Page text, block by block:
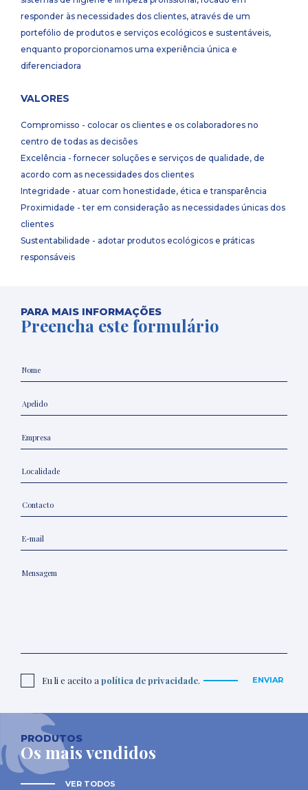
responder às necessidades dos clientes, através de um
portefólio de produtos e serviços ecológicos e sustentáveis,
enquanto proporcionamos uma experiência única e
diferenciadora
VALORES
Compromisso - colocar os clientes e os colaboradores no
centro de todas as decisões
Excelência - fornecer soluções e serviços de qualidade, de
acordo com as necessidades dos clientes
Integridade - atuar com honestidade, ética e transparência
Proximidade - ter em consideração as necessidades únicas dos
clientes
Sustentabilidade - adotar produtos ecológicos e práticas
responsáveis
PARA MAIS INFORMAÇÕES
Preencha este formulário
Eu li e aceito a política de privacidade. ENVIAR
PRODUTOS
Os mais vendidos
VER TODOS